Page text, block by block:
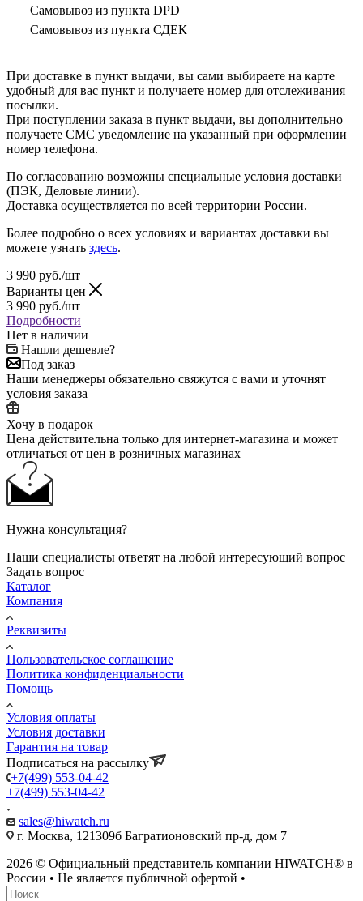
Самовывоз из пункта DPD
Самовывоз из пункта СДЕК
При доставке в пункт выдачи, вы сами выбираете на карте
удобный для вас пункт и получаете номер для отслеживания
посылки.
При поступлении заказа в пункт выдачи, вы дополнительно
получаете СМС уведомление на указанный при оформлении
номер телефона.
По согласованию возможны специальные условия доставки
(ПЭК, Деловые линии).
Доставка осуществляется по всей территории России.
Более подробно о всех условиях и вариантах доставки вы
можете узнать здесь.
3 990 руб./шт
Варианты цен
3 990 руб./шт
Подробности
Нет в наличии
Нашли дешевле?
Под заказ
Наши менеджеры обязательно свяжутся с вами и уточнят
условия заказа
Хочу в подарок
Цена действительна только для интернет-магазина и может
отличаться от цен в розничных магазинах
Нужна консультация?
Наши специалисты ответят на любой интересующий вопрос
Задать вопрос
Каталог
Компания
Реквизиты
Пользовательское соглашение
Политика конфиденциальности
Помощь
Условия оплаты
Условия доставки
Гарантия на товар
Подписаться на рассылку
+7(499) 553-04-42
+7(499) 553-04-42
sales@hiwatch.ru
г. Москва, 121309б Багратионовский пр-д, дом 7
2026 © Официальный представитель компании HIWATCH® в
России • Не является публичной офертой •